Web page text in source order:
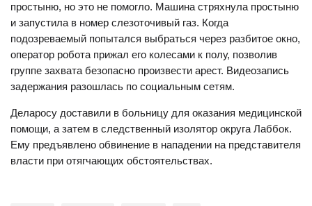
простыню, но это не помогло. Машина стряхнула простыню
и запустила в номер слезоточивый газ. Когда
подозреваемый попытался выбраться через разбитое окно,
оператор робота прижал его колесами к полу, позволив
группе захвата безопасно произвести арест. Видеозапись
задержания разошлась по социальным сетям.
Деларосу доставили в больницу для оказания медицинской
помощи, а затем в следственный изолятор округа Лаббок.
Ему предъявлено обвинение в нападении на представителя
власти при отягчающих обстоятельствах.